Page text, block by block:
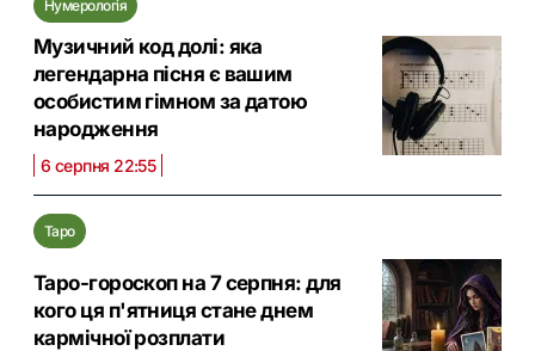
Нумерологія
Музичний код долі: яка
легендарна пісня є вашим
особистим гімном за датою
народження
6 серпня 22:55
Таро
Таро-гороскоп на 7 серпня: для
кого ця п'ятниця стане днем
кармічної розплати